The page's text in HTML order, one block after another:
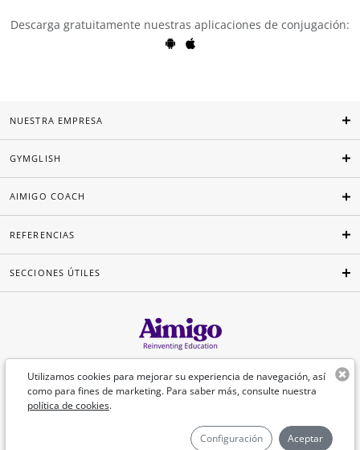
Descarga gratuitamente nuestras aplicaciones de conjugación:
Utilizamos cookies para mejorar su experiencia de navegación, así
como para fines de marketing. Para saber más, consulte nuestra
política de cookies.
Configuración Aceptar
NUESTRA EMPRESA
GYMGLISH
AIMIGO COACH
REFERENCIAS
SECCIONES ÚTILES
Español